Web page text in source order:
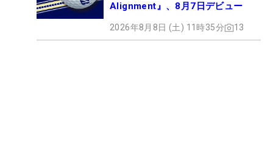
Alignment』、8月7日デビュー
2026年8月8日 (土) 11時35分 13